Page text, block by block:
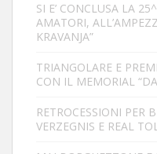
SI E’ CONCLUSA LA
AMATORI,
KRAVANJA”
TRIANGOLARE E
CON IL MEMORIAL
RETROCESSIONI PER
VERZEGNIS E REAL